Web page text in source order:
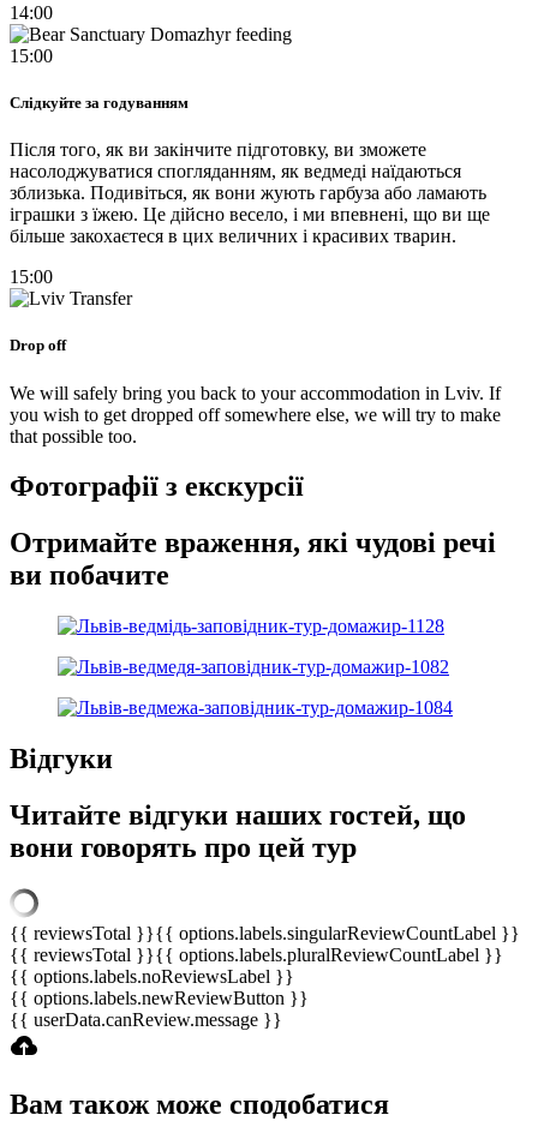
14:00
15:00
Слідкуйте за годуванням
Після того, як ви закінчите підготовку, ви зможете
насолоджуватися спогляданням, як ведмеді наїдаються
зблизька. Подивіться, як вони жують гарбуза або ламають
іграшки з їжею. Це дійсно весело, і ми впевнені, що ви ще
більше закохаєтеся в цих величних і красивих тварин.
15:00
Drop off
We will safely bring you back to your accommodation in Lviv. If
you wish to get dropped off somewhere else, we will try to make
that possible too.​
Фотографії з екскурсії
Отримайте враження, які чудові речі
ви побачите
Відгуки
Читайте відгуки наших гостей, що
вони говорять про цей тур
{{ reviewsTotal }}{{ options.labels.singularReviewCountLabel }}
{{ reviewsTotal }}{{ options.labels.pluralReviewCountLabel }}
{{ options.labels.noReviewsLabel }}
{{ options.labels.newReviewButton }}
{{ userData.canReview.message }}
Вам також може сподобатися